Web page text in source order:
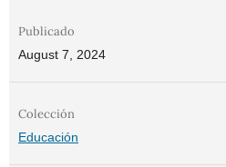
Publicado
August 7, 2024
Colección
Educación